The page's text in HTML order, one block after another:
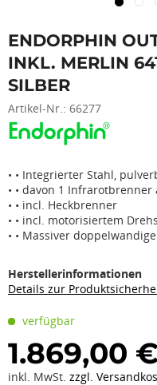
ENDORPHIN
INKL. MERLIN
SILBER
Artikel-Nr.: 66277
• • Integrierter Stahl,
• • davon 1 Infrarotbrenner
• • incl. Heckbrenner
• • incl. motorisiertem
• • Massiver
Herstellerinformationen
Details zur
verfügbar
1.869,00
inkl. MwSt. zzgl.